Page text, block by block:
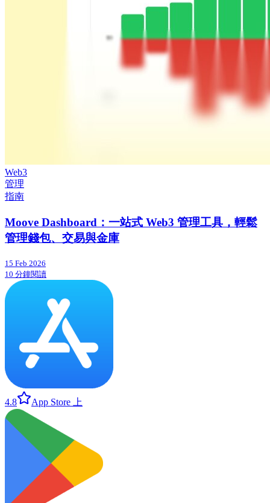
Web3
管理
指南
Moove Dashboard：一站式 Web3 管理工具，輕鬆
管理錢包、交易與金庫
15 Feb 2026
10 分鐘閱讀
4.8 App Store 上